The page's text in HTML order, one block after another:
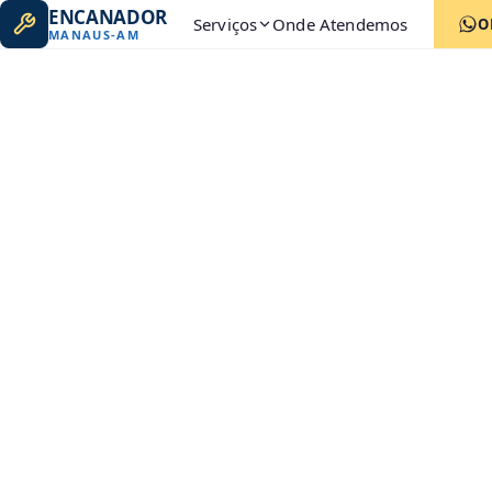
ENCANADOR
MANAUS-AM Serviços Onde Atendemos